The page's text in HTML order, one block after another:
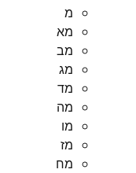
מ
מא
מב
מג
מד
מה
מו
מז
מח